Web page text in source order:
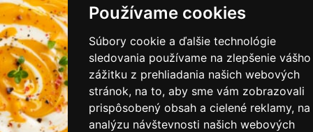
Používame cookies
Súbory cookie a ďalšie technológie
sledovania používame na zlepšenie vášho
zážitku z prehliadania našich webových
stránok, na to, aby sme vám zobrazovali
prispôsobený obsah a cielené reklamy, na
analýzu návštevnosti našich webových
KONTAKTUJTE NÁS
PRIHLÁSIŤ SA DO ZÁKAZNÍCKEJ ZÓNY